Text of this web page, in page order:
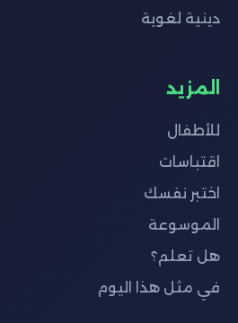
دينية لغوية
المزيد
للأطفال
اقتباسات
اختبر نفسك
الموسوعة
هل تعلم؟
في مثل هذا اليوم